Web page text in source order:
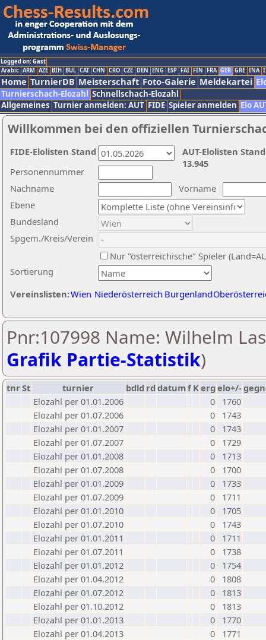
Logged on: Gast
Arabic ARM AZE BIH BUL CAT CHN CRO CZE DEN ENG ESP FAI FIN FRA GER GRE INA
Home TurnierDB Meisterschaft Foto-Galerie Meldekartei
Turnierschach-Elozahl Schnellschach-Elozahl
Allgemeines Turnier anmelden: AUT FIDE Spieler anmelden Elo
Willkommen bei den offiziellen
Nachname
Vorname
Ebene
Sortierung
Personennummer
Bundesland
Spgem./Kreis/Verein
Nur "österreichische" Spieler
Vereinslisten:Wien Niederösterreich Burgenland
AUT-Elolisten
13.945
FIDE-Elolisten Stand
Pnr:107998 Name: Wilhelm
Grafik Partie-Statistik)
tnrSt turnier bdld rd datumf Kerg elo+/-
Elozahl per 01.01.2006
0
1760
Elozahl per 01.07.2006
0
1743
Elozahl per 01.01.2007
0
1743
Elozahl per 01.07.2007
0
1729
Elozahl per 01.01.2008
0
1713
Elozahl per 01.07.2008
0
1700
Elozahl per 01.01.2009
0
1733
Elozahl per 01.07.2009
0
1711
Elozahl per 01.01.2010
0
1705
Elozahl per 01.07.2010
0
1743
Elozahl per 01.01.2011
0
1711
Elozahl per 01.07.2011
0
1738
Elozahl per 01.01.2012
0
1754
Elozahl per 01.04.2012
0
1808
Elozahl per 01.07.2012
0
1813
Elozahl per 01.10.2012
0
1813
Elozahl per 01.01.2013
0
1770
Elozahl per 01.04.2013
0
1771